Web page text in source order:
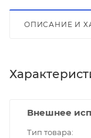
ОПИСАНИЕ И
Внешнее
Тип товара